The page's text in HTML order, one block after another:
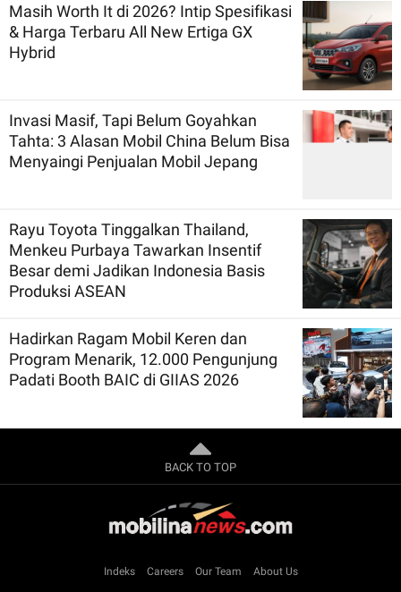
Masih Worth It di 2026? Intip Spesifikasi
& Harga Terbaru All New Ertiga GX
Hybrid
Invasi Masif, Tapi Belum Goyahkan
Tahta: 3 Alasan Mobil China Belum Bisa
Menyaingi Penjualan Mobil Jepang
Rayu Toyota Tinggalkan Thailand,
Menkeu Purbaya Tawarkan Insentif
Besar demi Jadikan Indonesia Basis
Produksi ASEAN
Hadirkan Ragam Mobil Keren dan
Program Menarik, 12.000 Pengunjung
Padati Booth BAIC di GIIAS 2026
BACK TO TOP
Indeks Careers Our Team About Us